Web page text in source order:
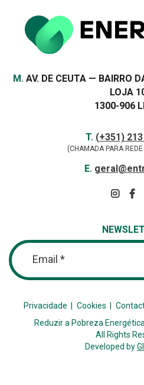
Morada
M.AV. DE CEUTA — BAIRRO
LOJA
1300-906
T. (+351)
(CHAMADA PARA
E.
REDE
Email *
Privacidade Cookies
Reduzir a Pobreza
All Rights
Developed by